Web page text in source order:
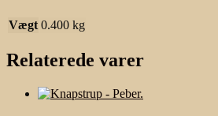
Vægt 0.400 kg
Relaterede varer